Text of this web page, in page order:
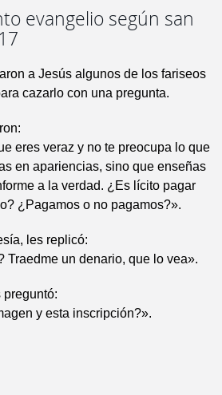
evangelio según san
a Jesús algunos de los fariseos
cazarlo con una pregunta.
eres veraz y no te preocupa lo que
en apariencias, sino que enseñas
a la verdad. ¿Es lícito pagar
¿Pagamos o no pagamos?».
les replicó:
Traedme un denario, que lo vea».
preguntó:
y esta inscripción?».